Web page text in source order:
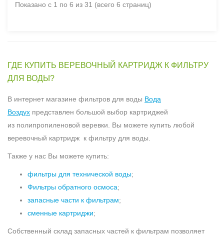
Показано с 1 по 6 из 31 (всего 6 страниц)
ГДЕ КУПИТЬ ВЕРЕВОЧНЫЙ КАРТРИДЖ К ФИЛЬТРУ
ДЛЯ ВОДЫ?
В интернет магазине фильтров для воды Вода
Воздух представлен большой выбор картриджей
из полипропиленовой веревки. Вы можете купить любой
веревочный картридж к фильтру для воды.
Также у нас Вы можете купить:
фильтры для технической воды;
Фильтры обратного осмоса;
запасные части к фильтрам;
сменные картриджи;
Собственный склад запасных частей к фильтрам позволяет